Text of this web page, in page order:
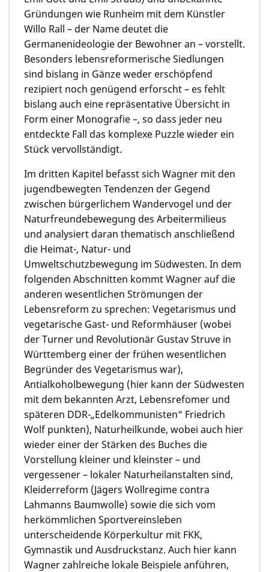
Gründungen wie Runheim mit dem Künstler
Willo Rall – der Name deutet die
Germanenideologie der Bewohner an – vorstellt.
Besonders lebensreformerische Siedlungen
sind bislang in Gänze weder erschöpfend
rezipiert noch genügend erforscht – es fehlt
bislang auch eine repräsentative Übersicht in
Form einer Monografie –, so dass jeder neu
entdeckte Fall das komplexe Puzzle wieder ein
Stück vervollständigt.
Im dritten Kapitel befasst sich Wagner mit den
jugendbewegten Tendenzen der Gegend
zwischen bürgerlichem Wandervogel und der
Naturfreundebewegung des Arbeitermilieus
und analysiert daran thematisch anschließend
die Heimat-, Natur- und
Umweltschutzbewegung im Südwesten. In dem
folgenden Abschnitten kommt Wagner auf die
anderen wesentlichen Strömungen der
Lebensreform zu sprechen: Vegetarismus und
vegetarische Gast- und Reformhäuser (wobei
der Turner und Revolutionär Gustav Struve in
Württemberg einer der frühen wesentlichen
Begründer des Vegetarismus war),
Antialkoholbewegung (hier kann der Südwesten
mit dem bekannten Arzt, Lebensrefomer und
späteren DDR-„Edelkommunisten“ Friedrich
Wolf punkten), Naturheilkunde, wobei auch hier
wieder einer der Stärken des Buches die
Vorstellung kleiner und kleinster – und
vergessener – lokaler Naturheilanstalten sind,
Kleiderreform (Jägers Wollregime contra
Lahmanns Baumwolle) sowie die sich vom
herkömmlichen Sportvereinsleben
unterscheidende Körperkultur mit FKK,
Gymnastik und Ausdruckstanz. Auch hier kann
Wagner zahlreiche lokale Beispiele anführen,